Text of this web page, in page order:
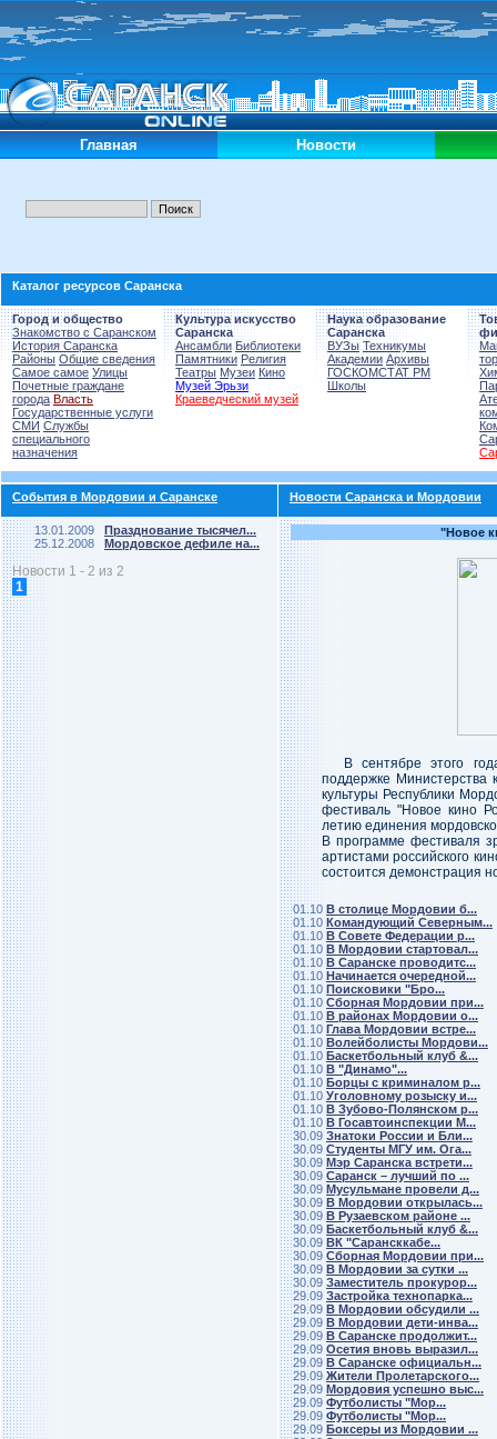
Главная Новости
Каталог ресурсов Саранска
Город и общество
Знакомство с Саранском
История Саранска
Районы Общие сведения
Самое самое Улицы
Почетные граждане
города Власть
Государственные услуги
СМИ Службы
специального
назначения
Культура искусство
Саранска
Ансамбли Библиотеки
Памятники Религия
Театры Музеи Кино
Музей Эрьзи
Краеведческий музей
Наука образование
Саранска
ВУЗы Техникумы
Академии Архивы
ГОСКОМСТАТ РМ
Школы
События в Мордовии и Саранске Новости Саранска и Мордовии
13.01.2009
Празднование тысячел...
25.12.2008
Мордовское дефиле на...
Новости 1 - 2 из 2
1
"Новое
В сентябре этого
поддержке Министерства
культуры Республики
фестиваль "Новое кино
летию единения
В программе фестиваля
артистами российского
состоится демонстрация
01.10 В столице Мордовии б...
01.10 Командующий Северным...
01.10 В Совете Федерации р...
01.10 В Мордовии стартовал...
01.10 В Саранске проводитс...
01.10 Начинается очередной...
01.10 Поисковики "Бро...
01.10 Сборная Мордовии при...
01.10 В районах Мордовии о...
01.10 Глава Мордовии встре...
01.10 Волейболисты Мордови...
01.10 Баскетбольный клуб &...
01.10 В "Динамо"...
01.10 Борцы с криминалом р...
01.10 Уголовному розыску и...
01.10 В Зубово-Полянском р...
01.10 В Госавтоинспекции М...
30.09 Знатоки России и Бли...
30.09 Студенты МГУ им. Ога...
30.09 Мэр Саранска встрети...
30.09 Саранск – лучший по ...
30.09 Мусульмане провели д...
30.09 В Мордовии открылась...
30.09 В Рузаевском районе ...
30.09 Баскетбольный клуб &...
30.09 ВК "Сарансккабе...
30.09 Сборная Мордовии при...
30.09 В Мордовии за сутки ...
30.09 Заместитель прокурор...
29.09 Застройка технопарка...
29.09 В Мордовии обсудили ...
29.09 В Мордовии дети-инва...
29.09 В Саранске продолжит...
29.09 Осетия вновь выразил...
29.09 В Саранске официальн...
29.09 Жители Пролетарского...
29.09 Мордовия успешно выс...
29.09 Футболисты "Мор...
29.09 Футболисты "Мор...
29.09 Боксеры из Мордовии ...